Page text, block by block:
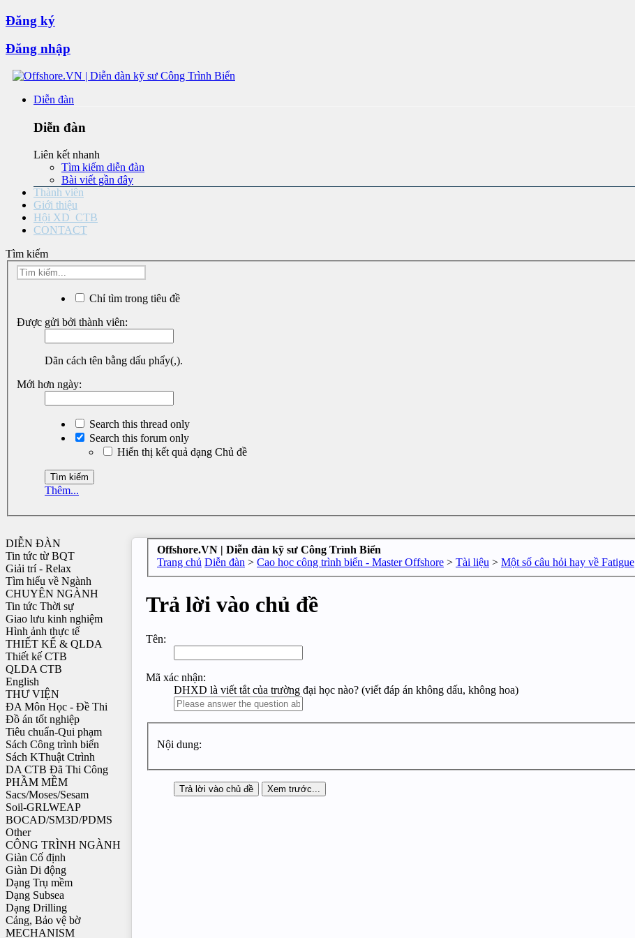
Đăng ký
Đăng nhập
Diễn đàn
Diễn đàn
Liên kết nhanh
Tìm kiếm diễn đàn
Bài viết gần đây
Thành viên
Giới thiệu
Hội XD_CTB
CONTACT
Tìm kiếm
Chỉ tìm trong tiêu đề
Được gửi bởi thành viên:
Dãn cách tên bằng dấu phẩy(,).
Mới hơn ngày:
Search this thread only
Search this forum only
Hiển thị kết quả dạng Chủ đề
Thêm...
DIỄN ĐÀN
Tin tức từ BQT
Giải trí - Relax
Tìm hiểu về Ngành
CHUYÊN NGÀNH
Tin tức Thời sự
Giao lưu kinh nghiệm
Hình ảnh thực tế
THIẾT KẾ & QLDA
Thiết kế CTB
QLDA CTB
English
THƯ VIỆN
ĐA Môn Học - Đề Thi
Đồ án tốt nghiệp
Tiêu chuẩn-Qui phạm
Sách Công trình biển
Sách KThuật Ctrình
DA CTB Đã Thi Công
PHẦM MỀM
Sacs/Moses/Sesam
Soil-GRLWEAP
BOCAD/SM3D/PDMS
Other
CÔNG TRÌNH NGÀNH
Giàn Cố định
Giàn Di động
Dạng Trụ mềm
Dạng Subsea
Dạng Drilling
Cảng, Bảo vệ bờ
MECHANISM
Offshore.VN | Diễn đàn kỹ sư Công Trình Biển
Trang chủ Diễn đàn > Cao học công trình biển - Master Offshore > Tài liệu > Một số câu hỏi hay về Fatigue
Trả lời vào chủ đề
Tên:
Mã xác nhận:
DHXD là viết tắt của trường đại học nào? (viết đáp án không dấu, không hoa)
Nội dung: